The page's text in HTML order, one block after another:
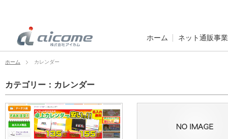
ホーム ネット通販事
ホーム カレンダー
カテゴリー：カレンダー